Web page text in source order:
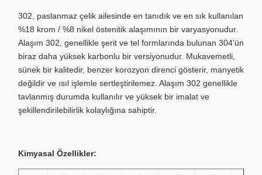
302, paslanmaz çelik ailesinde en tanıdık ve en sık kullanılan
%18 krom / %8 nikel östenitik alaşımının bir varyasyonudur.
Alaşım 302, genellikle şerit ve tel formlarında bulunan 304'ün
biraz daha yüksek karbonlu bir versiyonudur. Mukavemetli,
sünek bir kalitedir, benzer korozyon direnci gösterir, manyetik
değildir ve ısıl işlemle sertleştirilemez. Alaşım 302 genellikle
tavlanmış durumda kullanılır ve yüksek bir imalat ve
şekillendirilebilirlik kolaylığına sahiptir.
Kimyasal Özellikler: